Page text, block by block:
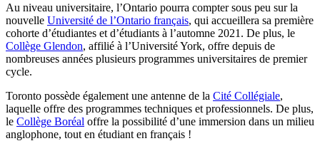
Au niveau universitaire, l’Ontario pourra compter sous peu sur la
nouvelle Université de l’Ontario français, qui accueillera sa première
cohorte d’étudiantes et d’étudiants à l’automne 2021. De plus, le
Collège Glendon, affilié à l’Université York, offre depuis de
nombreuses années plusieurs programmes universitaires de premier
cycle.
Toronto possède également une antenne de la Cité Collégiale,
laquelle offre des programmes techniques et professionnels. De plus,
le Collège Boréal offre la possibilité d’une immersion dans un milieu
anglophone, tout en étudiant en français !